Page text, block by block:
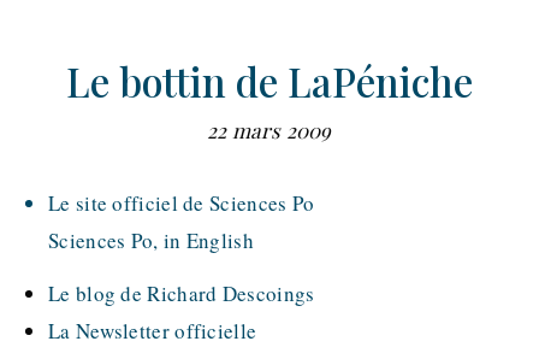
Le bottin de LaPéniche
22 mars 2009
Le site officiel de Sciences Po
Sciences Po, in English
Le blog de Richard Descoings
La Newsletter officielle